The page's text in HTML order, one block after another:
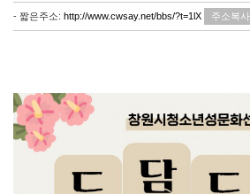
- 짧은주소: http://www.cwsay.net/bbs/?t=1lX 주소복사